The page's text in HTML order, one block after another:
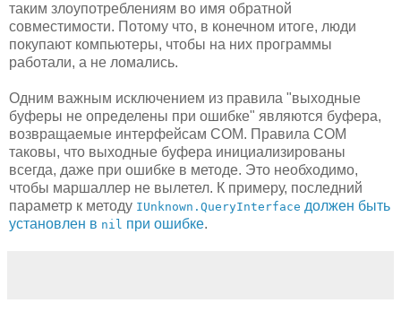
таким злоупотреблениям во имя обратной
совместимости. Потому что, в конечном итоге, люди
покупают компьютеры, чтобы на них программы
работали, а не ломались.
Одним важным исключением из правила "выходные
буферы не определены при ошибке" являются буфера,
возвращаемые интерфейсам COM. Правила COM
таковы, что выходные буфера инициализированы
всегда, даже при ошибке в методе. Это необходимо,
чтобы маршаллер не вылетел. К примеру, последний
параметр к методу IUnknown.QueryInterface должен быть
установлен в nil при ошибке.